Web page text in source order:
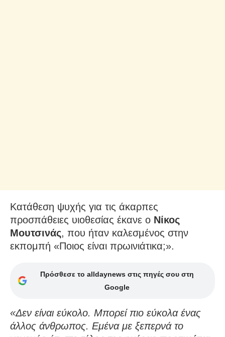
Κατάθεση ψυχής για τις άκαρπες
προσπάθειες υιοθεσίας έκανε ο Νίκος
Μουτσινάς, που ήταν καλεσμένος στην
εκπομπή «Ποιος είναι πρωινιάτικα;».
Πρόσθεσε το alldaynews στις πηγές σου στη
Google
«Δεν είναι εύκολο. Μπορεί πιο εύκολα ένας
άλλος άνθρωπος. Εμένα με ξεπερνά το